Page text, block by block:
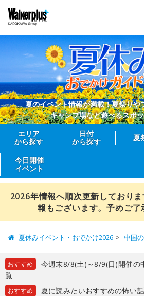
夏のイベント情報が満載！夏祭りや
キャンプ場など遊べるスポ
エリア
から探す
日付
から探す
夏
今日開催
イベント
2026年情報へ順次更新しており
報もございます。予めご了
夏休みイベント・おでかけ2026 中国
おすすめ
今週末8/8(土)～8/9(日)開催の
覧
おすすめ 夏に読みたいおすすめの怖い